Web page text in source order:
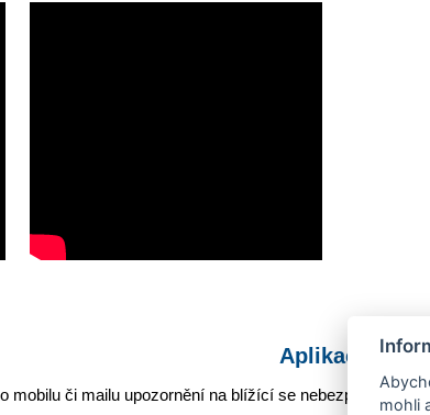
Aplikace
mobilu či mailu upozornění na blížící se nebezpečí,
mohli